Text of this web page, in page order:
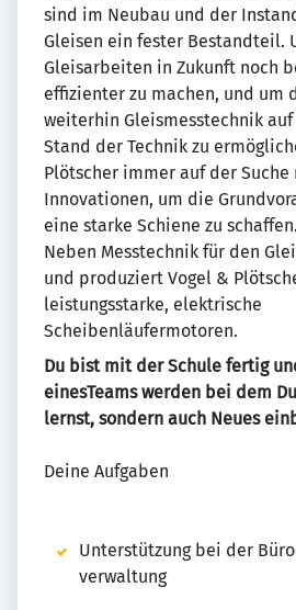
sind im Neubau und der
Gleisen ein fester Bestandteil.
Gleisarbeiten in Zukunft noch
effizienter zu machen, und um
weiterhin Gleismesstechnik
Stand der Technik zu
Plötscher immer auf der
Innovationen, um die
eine starke Schiene zu ­schaffen.
Neben Messtechnik für den
und produziert Vogel &
leistungsstarke, elektrische
Scheibenläufermotoren.
Du bist mit der Schule fertig
einesTeams werden bei dem
lernst, sondern auch Neues
Deine Aufgaben
Unterstützung bei der
verwaltung